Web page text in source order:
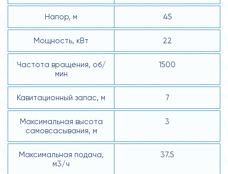
Напор, м 45
Мощность, кВт 22
Частота вращения, об/
мин
1500
Кавитационный запас, м 7
Максимальная высота
самовсасывания, м
3
Максимальная подача,
м3/ч
37.5